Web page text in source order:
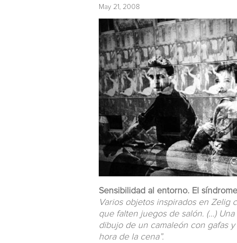
May 21, 2008
Sensibilidad al entorno. El
Varios objetos inspirados en Zelig
que falten juegos de salón. (...)
dibujo de un camaleón con gafas
hora de la cena”.